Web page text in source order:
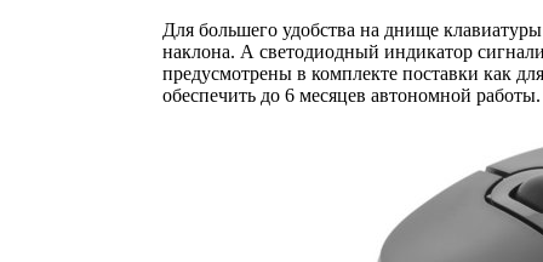
Для большего удобства на днище
наклона. А светодиодный индикатор
предусмотрены в комплекте поставки как
обеспечить до 6 месяцев автономной